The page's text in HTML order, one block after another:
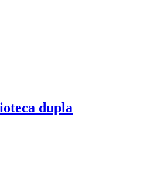
dupla